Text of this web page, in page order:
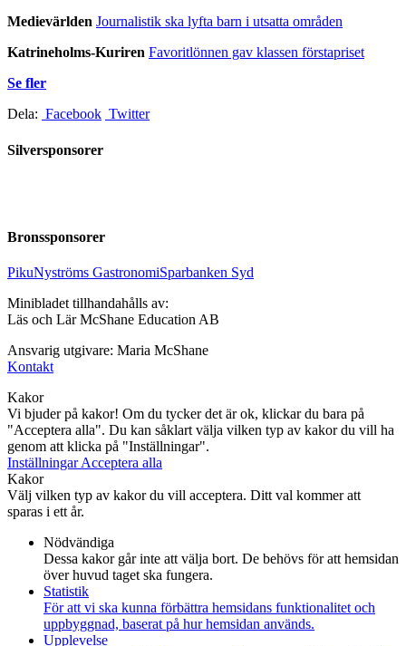
Medievärlden Journalistik ska lyfta barn i utsatta områden
Katrineholms-Kuriren Favoritlönnen gav klassen förstapriset
Se fler
Dela: Facebook Twitter
Silversponsorer
Bronssponsorer
PikuNyströms GastronomiSparbanken Syd
Minibladet tillhandahålls av:
Läs och Lär McShane Education AB
Ansvarig utgivare: Maria McShane
Kontakt
Kakor
Vi bjuder på kakor! Om du tycker det är ok, klickar du bara på
"Acceptera alla". Du kan såklart välja vilken typ av kakor du vill ha
genom att klicka på "Inställningar".
InställningarAcceptera alla
Kakor
Välj vilken typ av kakor du vill acceptera. Ditt val kommer att
sparas i ett år.
Nödvändiga
Dessa kakor går inte att välja bort. De behövs för att hemsidan
över huvud taget ska fungera.
Statistik
För att vi ska kunna förbättra hemsidans funktionalitet och
uppbyggnad, baserat på hur hemsidan används.
Upplevelse